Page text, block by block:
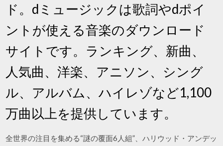
ド。dミュージックは歌詞やdポイ
ントが使える音楽のダウンロード
サイトです。ランキング、新曲、
人気曲、洋楽、アニソン、シング
ル、アルバム、ハイレゾなど1,100
万曲以上を提供しています。
全世界の注目を集める“謎の覆面6人組”、ハリウッド・アンデッ